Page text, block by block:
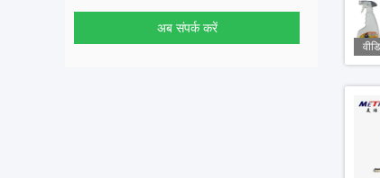
अब संपर्क करें